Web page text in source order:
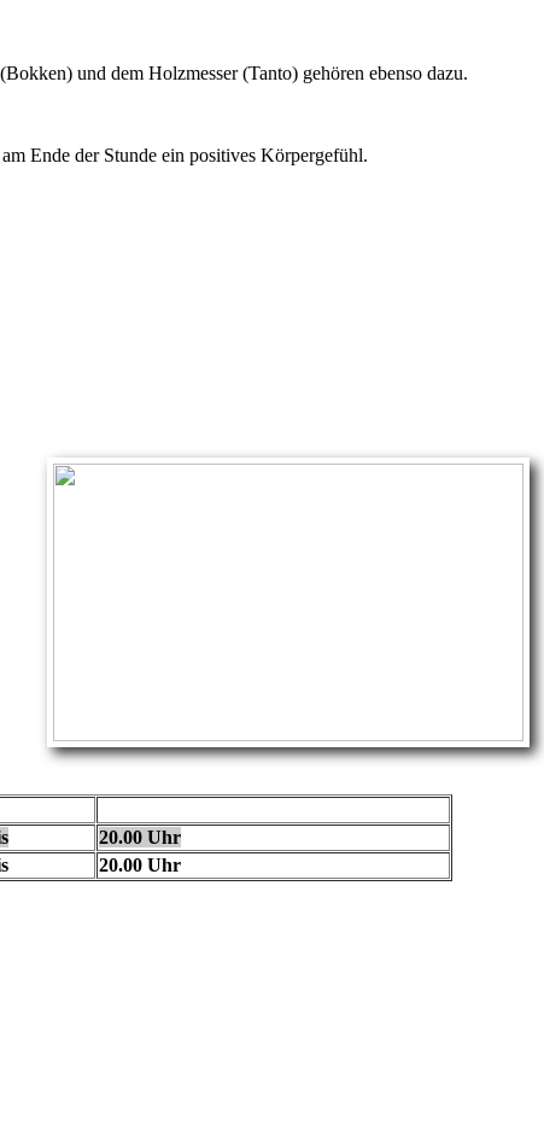
und dem Holzmesser (Tanto) gehören ebenso dazu.
Ende der Stunde ein positives Körpergefühl.
20.00 Uhr
20.00 Uhr